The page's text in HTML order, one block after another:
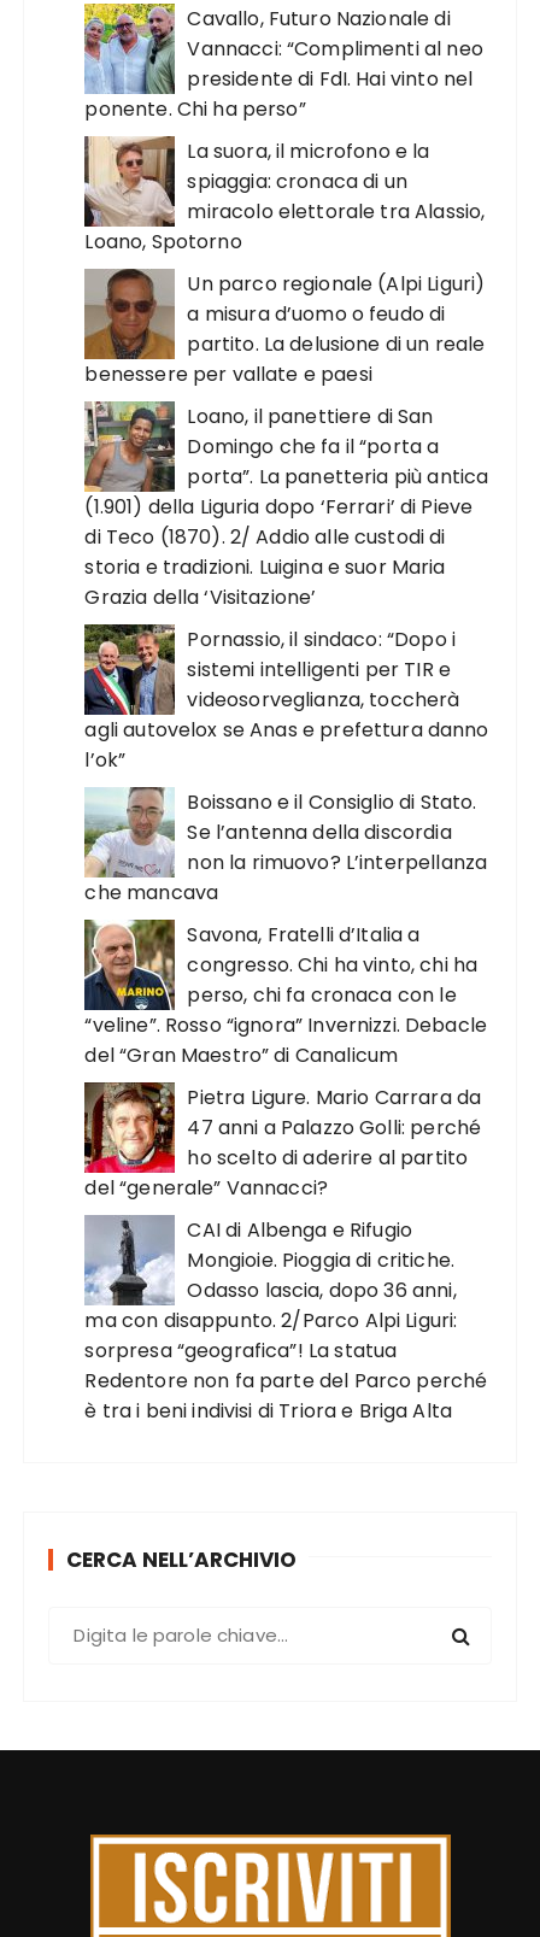
Cavallo, Futuro Nazionale di
Vannacci: “Complimenti al neo
presidente di FdI. Hai vinto nel
ponente. Chi ha perso”
La suora, il microfono e la
spiaggia: cronaca di un
miracolo elettorale tra Alassio,
Loano, Spotorno
Un parco regionale (Alpi Liguri)
a misura d’uomo o feudo di
partito. La delusione di un reale
benessere per vallate e paesi
Loano, il panettiere di San
Domingo che fa il “porta a
porta”. La panetteria più antica
(1.901) della Liguria dopo ‘Ferrari’ di Pieve
di Teco (1870). 2/ Addio alle custodi di
storia e tradizioni. Luigina e suor Maria
Grazia della ‘Visitazione’
Pornassio, il sindaco: “Dopo i
sistemi intelligenti per TIR e
videosorveglianza, toccherà
agli autovelox se Anas e prefettura danno
l’ok”
Boissano e il Consiglio di Stato.
Se l’antenna della discordia
non la rimuovo? L’interpellanza
che mancava
Savona, Fratelli d’Italia a
congresso. Chi ha vinto, chi ha
perso, chi fa cronaca con le
“veline”. Rosso “ignora” Invernizzi. Debacle
del “Gran Maestro” di Canalicum
Pietra Ligure. Mario Carrara da
47 anni a Palazzo Golli: perché
ho scelto di aderire al partito
del “generale” Vannacci?
CAI di Albenga e Rifugio
Mongioie. Pioggia di critiche.
Odasso lascia, dopo 36 anni,
ma con disappunto. 2/Parco Alpi Liguri:
sorpresa “geografica”! La statua
Redentore non fa parte del Parco perché
è tra i beni indivisi di Triora e Briga Alta
CERCA NELL’ARCHIVIO